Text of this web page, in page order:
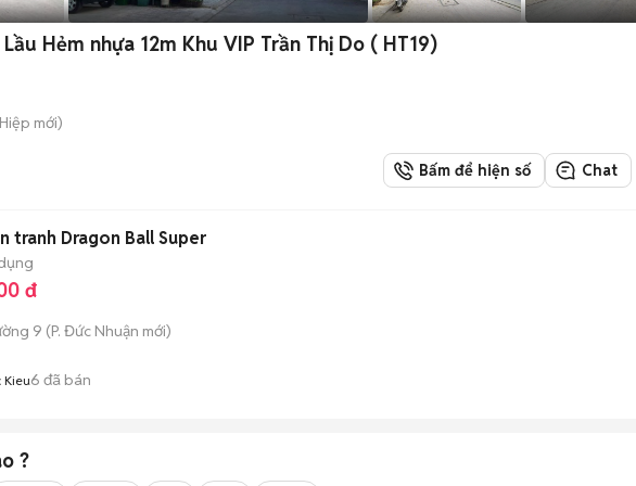
Hẻm nhựa 12m Khu VIP Trần Thị Do ( HT19)
mới)
Bấm để hiện số Chat
tranh Dragon Ball Super
đ
9 (P. Đức Nhuận mới)
Kieu6 đã bán
?